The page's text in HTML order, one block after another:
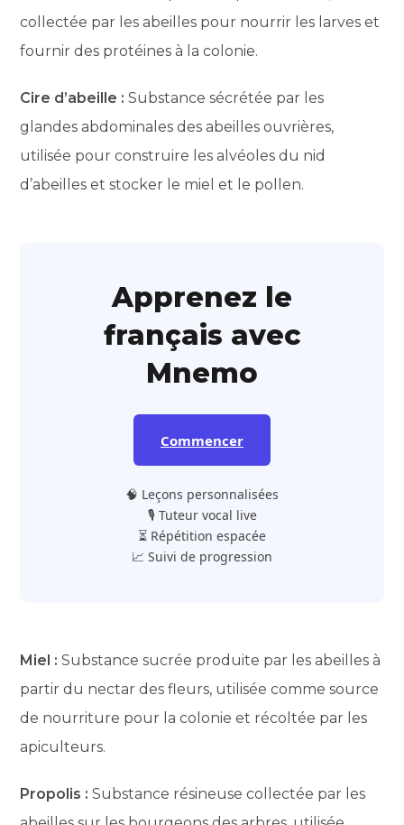
collectée par les abeilles pour nourrir les larves et
fournir des protéines à la colonie.
Cire d’abeille : Substance sécrétée par les
glandes abdominales des abeilles ouvrières,
utilisée pour construire les alvéoles du nid
d’abeilles et stocker le miel et le pollen.
Apprenez le
français avec
Mnemo
Commencer
🧠 Leçons personnalisées
🎙️ Tuteur vocal live
⏳ Répétition espacée
📈 Suivi de progression
Miel : Substance sucrée produite par les abeilles à
partir du nectar des fleurs, utilisée comme source
de nourriture pour la colonie et récoltée par les
apiculteurs.
Propolis : Substance résineuse collectée par les